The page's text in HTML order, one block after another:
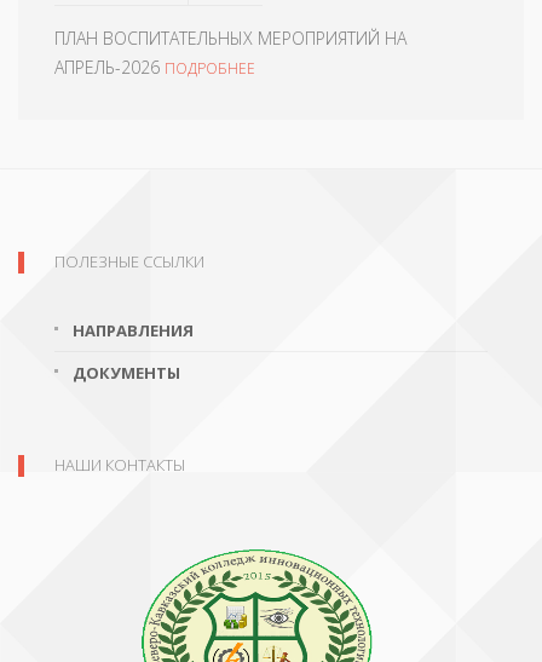
ПЛАН ВОСПИТАТЕЛЬНЫХ МЕРОПРИЯТИЙ НА
АПРЕЛЬ-2026 ПОДРОБНЕЕ
ПОЛЕЗНЫЕ ССЫЛКИ
НАПРАВЛЕНИЯ
ДОКУМЕНТЫ
НАШИ КОНТАКТЫ